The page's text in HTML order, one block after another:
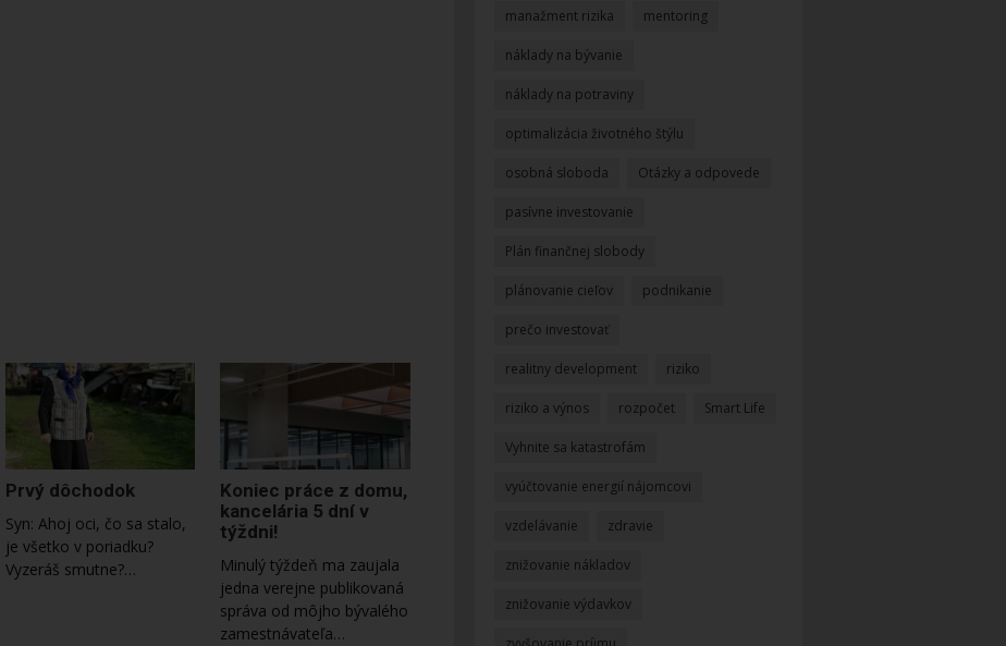
Prvý dôchodok
Syn: Ahoj oci, čo sa stalo,
je všetko v poriadku?
Vyzeráš smutne?…
Koniec práce z domu,
kancelária 5 dní v
týždni!
Minulý týždeň ma zaujala
jedna verejne publikovaná
správa od môjho bývalého
zamestnávateľa…
manažment rizika mentoring
náklady na bývanie
náklady na potraviny
optimalizácia životného štýlu
osobná sloboda Otázky a odpovede
pasívne investovanie
Plán finančnej slobody
plánovanie cieľov podnikanie
prečo investovať
realitny development riziko
riziko a výnos rozpočet Smart Life
Vyhnite sa katastrofám
vyúčtovanie energií nájomcovi
vzdelávanie zdravie
znižovanie nákladov
znižovanie výdavkov